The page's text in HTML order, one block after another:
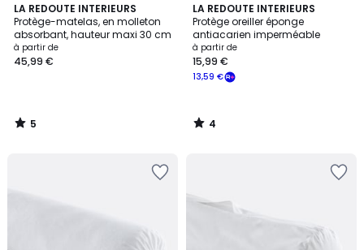
LA REDOUTE INTERIEURS
Protège-matelas, en molleton
absorbant, hauteur maxi 30 cm
à partir de
45,99 €
5
/
5
5
/
LA REDOUTE INTERIEURS
Protège oreiller éponge
antiacarien imperméable
à partir de
13,59 €
15,99 €
4
/
5
4
/